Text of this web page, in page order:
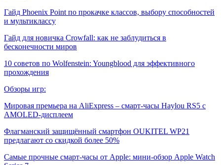
Гайд Phoenix Point по прокачке классов, выбору способностей
и мультиклассу
Гайд для новичка Crowfall: как не заблудиться в
бесконечности миров
10 советов по Wolfenstein: Youngblood для эффективного
прохождения
Обзоры игр:
Мировая премьера на AliExpress – смарт-часы Haylou RS5 с
AMOLED-дисплеем
Флагманский защищённый смартфон OUKITEL WP21
предлагают со скидкой более 50%
Самые прочные смарт-часы от Apple: мини-обзор Apple Watch